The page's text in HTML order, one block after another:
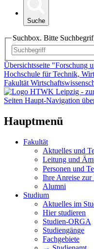
Suche
Suchbox. Bitte
Übersichtsseite "Forschung
Hochschule für Technik,
Fakultät
Seiten Haupt-Navigation
Hauptmenü
Fakultät
Aktuelles und
Leitung und
Personen und
Ihre Anreise zur
Alumni
Studium
Aktuelles im
Hier studieren
Studien-ORGA
Studiengänge
Fachgebiete